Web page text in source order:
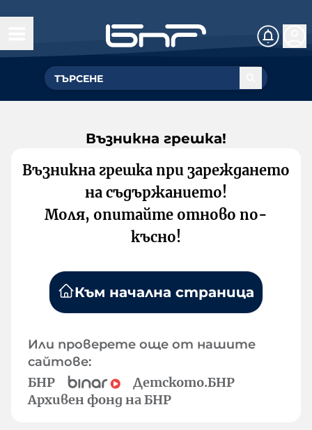
Възникна грешка!
Възникна грешка при зареждането
на съдържанието!
Моля, опитайте отново по-
късно!
Към начална страница
Или проверете още от нашите
сайтове:
БНР
Детското.БНР
Архивен фонд на БНР